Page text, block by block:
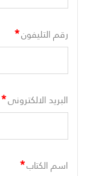
رقم التليفون*
البريد الالكترونى*
اسم الكتاب*